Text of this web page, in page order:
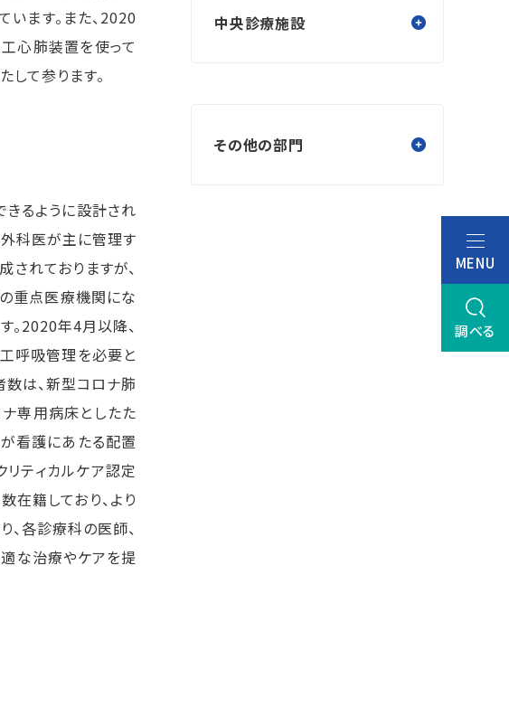
MENU
調べる
ます。また、2020
心肺装置を使って
て参ります。
るように設計され
科医が主に管理す
れておりますが、
重点医療機関にな
。2020年4月以降、
呼吸管理を必要と
は、新型コロナ肺
専用病床としたた
看護にあたる配置
リティカルケア認定
籍しており、より
、各診療科の医師、
な治療やケアを提
中央診療施設
その他の部門